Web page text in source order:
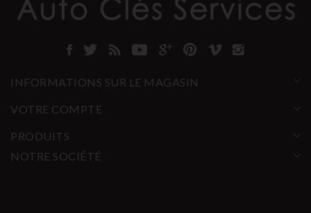
INFORMATIONS SUR LE MAGASIN
VOTRE COMPTE
PRODUITS
NOTRE SOCIÉTÉ